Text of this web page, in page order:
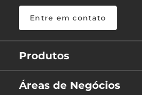
Entre em contato
Produtos
Áreas de Negócios